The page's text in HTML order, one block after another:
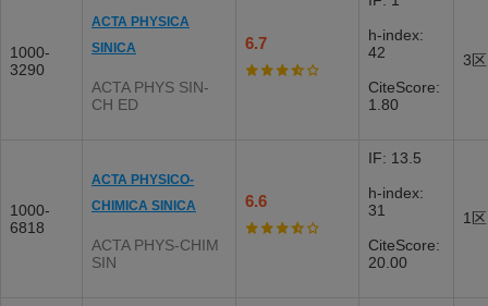
1000-
3290
ACTA PHYSICA
SINICA
ACTA PHYS SIN-
CH ED
6.7
h-index:
42
CiteScore:
1.80
3区
1000-
6818
ACTA PHYSICO-
CHIMICA SINICA
ACTA PHYS-CHIM
SIN
6.6
IF: 13.5
h-index:
31
CiteScore:
20.00
1区